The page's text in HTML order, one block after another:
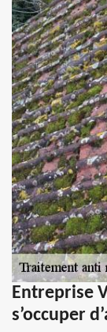
Entreprise
s’occuper